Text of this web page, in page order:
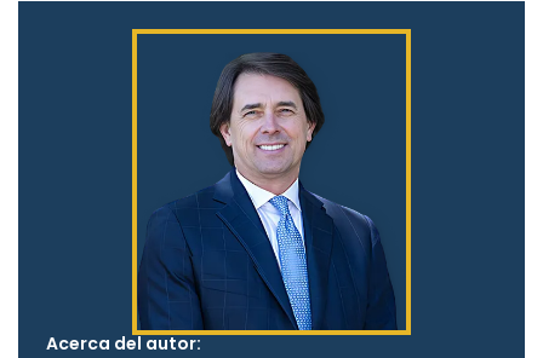
Acerca del autor: